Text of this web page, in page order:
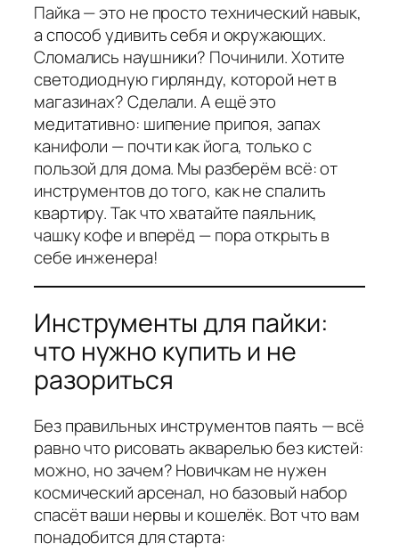
Пайка — это не просто технический навык,
а способ удивить себя и окружающих.
Сломались наушники? Починили. Хотите
светодиодную гирлянду, которой нет в
магазинах? Сделали. А ещё это
медитативно: шипение припоя, запах
канифоли — почти как йога, только с
пользой для дома. Мы разберём всё: от
инструментов до того, как не спалить
квартиру. Так что хватайте паяльник,
чашку кофе и вперёд — пора открыть в
себе инженера!
Инструменты для пайки:
что нужно купить и не
разориться
Без правильных инструментов паять — всё
равно что рисовать акварелью без кистей:
можно, но зачем? Новичкам не нужен
космический арсенал, но базовый набор
спасёт ваши нервы и кошелёк. Вот что вам
понадобится для старта: